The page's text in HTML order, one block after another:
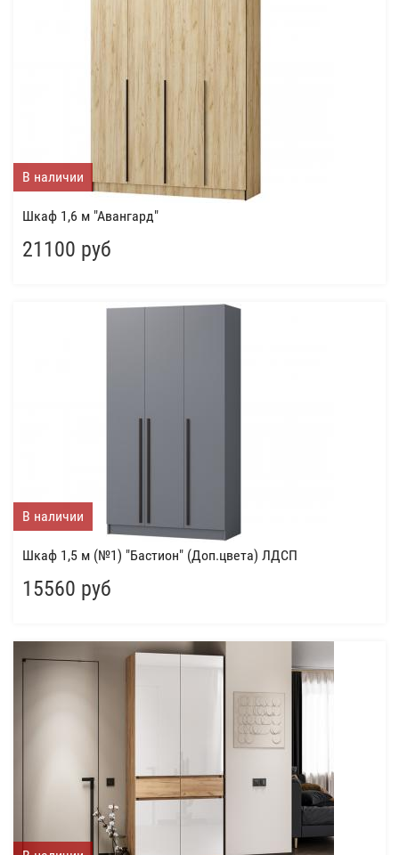
В наличии
Шкаф 1,6 м "Авангард"
21100 руб
В наличии
Шкаф 1,5 м (№1) "Бастион" (Доп.цвета) ЛДСП
15560 руб